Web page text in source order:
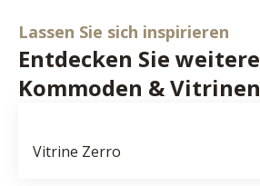
Lassen Sie sich inspirieren
Entdecken Sie weitere
Kommoden & Vitrinen
Vitrine Zerro